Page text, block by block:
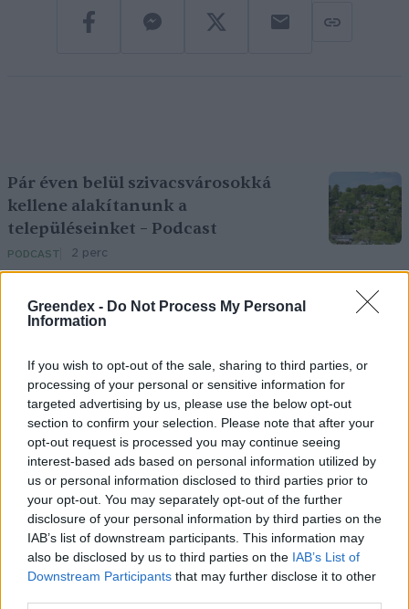
Greendex - Do Not Process My Personal
Information
If you wish to opt-out of the sale, sharing to third parties, or
processing of your personal or sensitive information for
targeted advertising by us, please use the below opt-out
section to confirm your selection. Please note that after your
opt-out request is processed you may continue seeing
interest-based ads based on personal information utilized by
us or personal information disclosed to third parties prior to
your opt-out. You may separately opt-out of the further
disclosure of your personal information by third parties on the
IAB’s list of downstream participants. This information may
also be disclosed by us to third parties on the IAB’s List of
Downstream Participants that may further disclose it to other
Pár éven belül szivacsvárosokká
kellene alakítanunk a
településeinket – Podcast
PODCAST 2 perc
Negatív vízállások, vízkorlátozások:
ÉLŐ BOLYGÓNK 5 perc
Hogyan védekezzünk a hangyák ellen
természetes módon?